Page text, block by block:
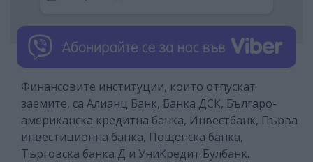
Финансовите институции, които отпускат
заемите, са Алианц Банк, Банка ДСК, Българо-
американска кредитна банка, Инвестбанк, Първа
инвестиционна банка, Пощенска банка,
Търговска банка Д и УниКредит Булбанк.